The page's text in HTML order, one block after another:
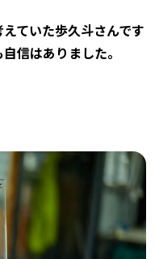
ていた歩久斗さんです
信はありました。